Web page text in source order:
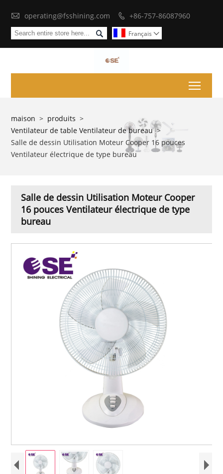
 operating@fsshining.com  +86-757-86087960
 Français 
maison > produits >
Ventilateur de table Ventilateur de bureau >
Salle de dessin Utilisation Moteur Cooper 16 pouces
Ventilateur électrique de type bureau
Salle de dessin Utilisation Moteur Cooper
16 pouces Ventilateur électrique de type
bureau